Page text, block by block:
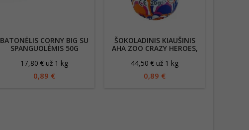
BATONĖLIS CORNY BIG SU
SPANGUOLĖMIS 50G
17,80 € už 1 kg
0,89 €
ŠOKOLADINIS KIAUŠINIS
AHA ZOO CRAZY HEROES,
44,50 € už 1 kg
0,89 €